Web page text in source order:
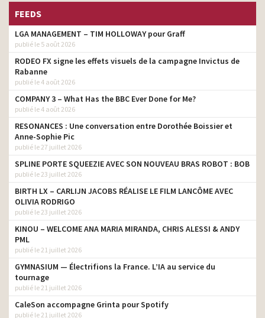
FEEDS
LGA MANAGEMENT – TIM HOLLOWAY pour Graff
publié le 5 août 2026
RODEO FX signe les effets visuels de la campagne Invictus de
Rabanne
publié le 4 août 2026
COMPANY 3 – What Has the BBC Ever Done for Me?
publié le 4 août 2026
RESONANCES : Une conversation entre Dorothée Boissier et
Anne-Sophie Pic
publié le 27 juillet 2026
SPLINE PORTE SQUEEZIE AVEC SON NOUVEAU BRAS ROBOT : BOB
publié le 23 juillet 2026
BIRTH LX – CARLIJN JACOBS RÉALISE LE FILM LANCÔME AVEC
OLIVIA RODRIGO
publié le 23 juillet 2026
KINOU – WELCOME ANA MARIA MIRANDA, CHRIS ALESSI & ANDY
PML
publié le 21 juillet 2026
GYMNASIUM — Électrifions la France. L’IA au service du
tournage
publié le 21 juillet 2026
CaleSon accompagne Grinta pour Spotify
publié le 21 juillet 2026